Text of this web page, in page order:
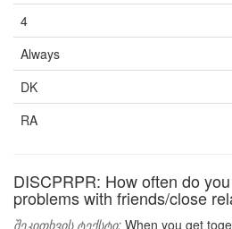
4
Always
DK
RA
DISCPRPR: How often do
problems with friends/close
შეკითხვის ტექსტი: When you get